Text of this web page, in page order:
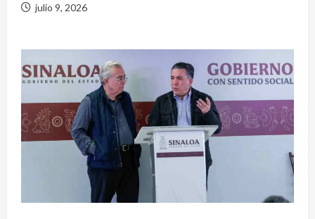
julio 9, 2026